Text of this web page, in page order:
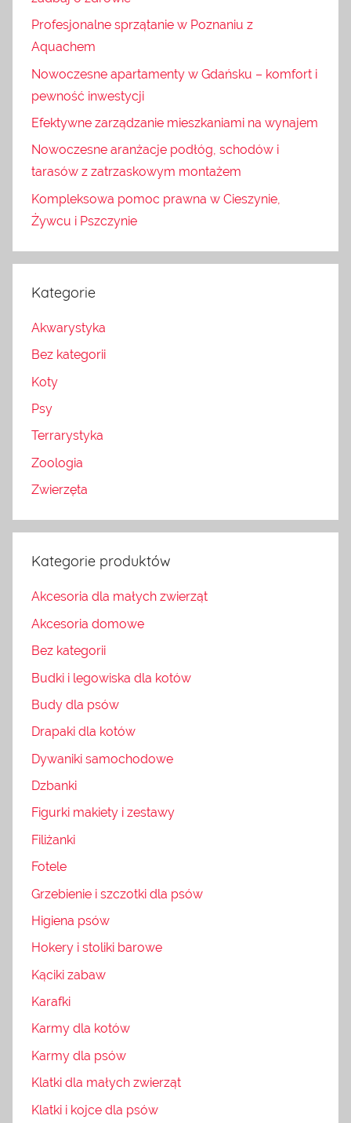
Profesjonalne sprzątanie w Poznaniu z
Aquachem
Nowoczesne apartamenty w Gdańsku – komfort i
pewność inwestycji
Efektywne zarządzanie mieszkaniami na wynajem
Nowoczesne aranżacje podłóg, schodów i
tarasów z zatrzaskowym montażem
Kompleksowa pomoc prawna w Cieszynie,
Żywcu i Pszczynie
Kategorie
Akwarystyka
Bez kategorii
Koty
Psy
Terrarystyka
Zoologia
Zwierzęta
Kategorie produktów
Akcesoria dla małych zwierząt
Akcesoria domowe
Bez kategorii
Budki i legowiska dla kotów
Budy dla psów
Drapaki dla kotów
Dywaniki samochodowe
Dzbanki
Figurki makiety i zestawy
Filiżanki
Fotele
Grzebienie i szczotki dla psów
Higiena psów
Hokery i stoliki barowe
Kąciki zabaw
Karafki
Karmy dla kotów
Karmy dla psów
Klatki dla małych zwierząt
Klatki i kojce dla psów